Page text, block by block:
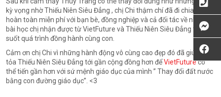
kỳ vọng nhờ Thiếu Niên Siêu Đẳng , chị Chi thậm chí đã đi chia sẻ
hoàn toàn miễn phí với bạn bè, đồng nghiệp và cả đối tác về những
bài học chị nhận được từ VietFuture và Thiếu Niên Siêu Đẳng trong
suốt quá trình đồng hành cùng con.
Cảm ơn chị Chi vì những hành động vô cùng cao đẹp đó đã giúp lan
tỏa Thiếu Niên Siêu Đẳng tới gần cộng đồng hơn đểVietFuturecó
thể tiến gần hơn với sứ mệnh giáo dục của mình ” Thay đổi đất nước
bằng con đường giáo dục”. <3